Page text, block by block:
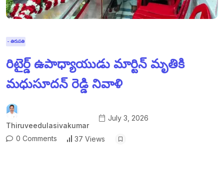
- తిరుపతి
రిటైర్డ్ ఉపాధ్యాయుడు మార్టిన్ మృతికి
మధుసూదన్ రెడ్డి నివాళి
Thiruveedulasivakumar
July 3, 2026
0 Comments 37 Views